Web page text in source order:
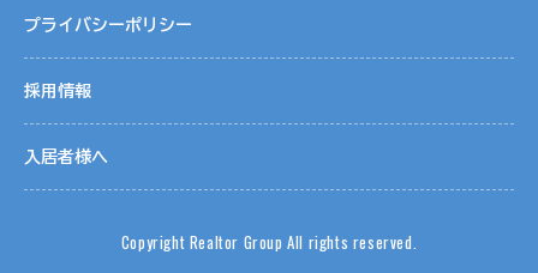
プライバシーポリシー
採用情報
入居者様へ
Copyright Realtor Group All rights reserved.